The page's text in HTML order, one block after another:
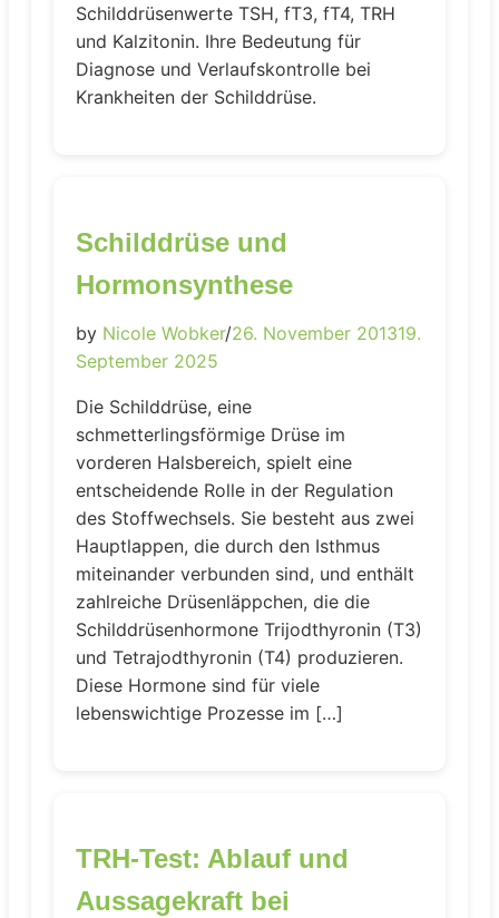
Schilddrüsenwerte TSH, fT3, fT4, TRH
und Kalzitonin. Ihre Bedeutung für
Diagnose und Verlaufskontrolle bei
Krankheiten der Schilddrüse.
Schilddrüse und
Hormonsynthese
by Nicole Wobker/26. November 201319.
September 2025
Die Schilddrüse, eine
schmetterlingsförmige Drüse im
vorderen Halsbereich, spielt eine
entscheidende Rolle in der Regulation
des Stoffwechsels. Sie besteht aus zwei
Hauptlappen, die durch den Isthmus
miteinander verbunden sind, und enthält
zahlreiche Drüsenläppchen, die die
Schilddrüsenhormone Trijodthyronin (T3)
und Tetrajodthyronin (T4) produzieren.
Diese Hormone sind für viele
lebenswichtige Prozesse im […]
TRH-Test: Ablauf und
Aussagekraft bei